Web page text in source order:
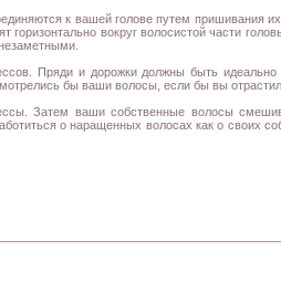
к вашей голове путем пришивания
вокруг волосистой части
Пряди и дорожки должны быть
бы ваши волосы, если бы вы
Затем ваши собственные волосы
о наращенных волосах как о своих